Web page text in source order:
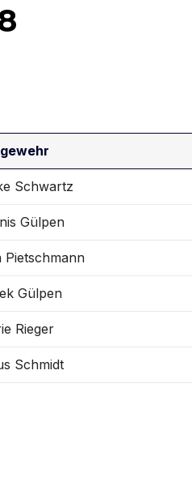
Schwartz
Gülpen
Pietschmann
Gülpen
Rieger
Schmidt